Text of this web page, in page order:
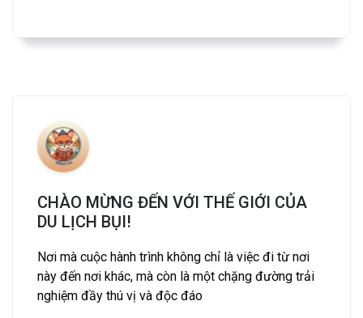
CHÀO MỪNG ĐẾN VỚI THẾ GIỚI CỦA
DU LỊCH BỤI!
Nơi mà cuộc hành trình không chỉ là việc đi từ nơi
này đến nơi khác, mà còn là một chặng đường trải
nghiệm đầy thú vị và độc đáo